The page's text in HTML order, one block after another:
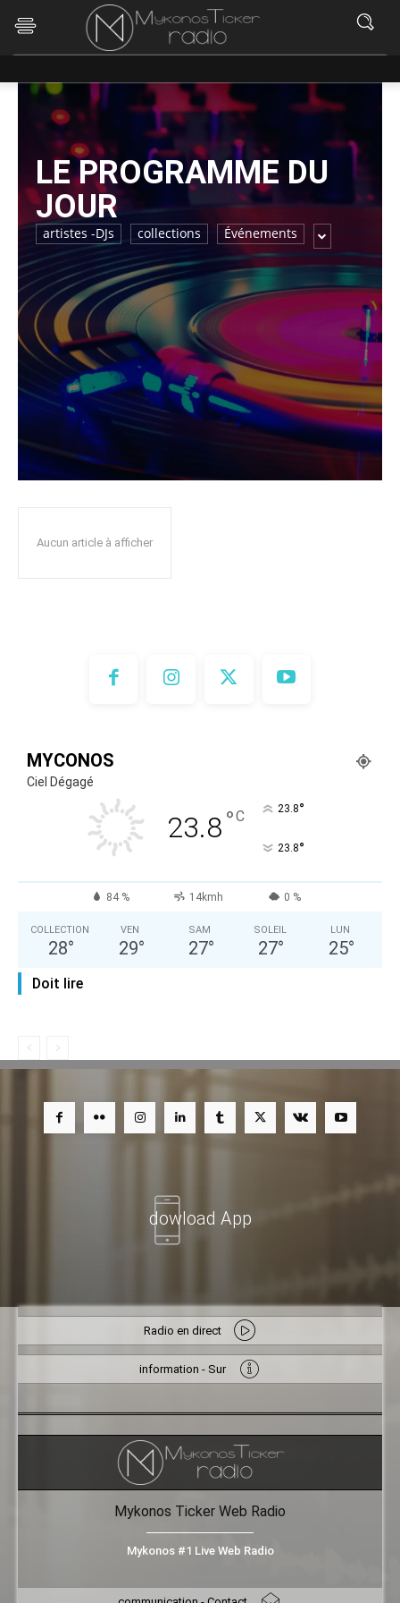
LE PROGRAMME DU
JOUR
artistes -DJs collections Événements
Aucun article à afficher
MYCONOS
Ciel Dégagé
23.8°C 23.8°
23.8°
84 % 14kmh 0 %
COLLECTION
28°
VEN
29°
SAM
27°
SOLEIL
27°
LUN
25°
Doit lire
dowload App
Radio en direct
information - Sur
Mykonos Ticker Web Radio
Mykonos #1 Live Web Radio